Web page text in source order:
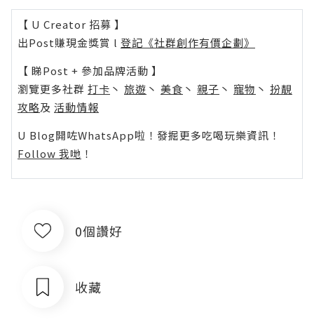
【 U Creator 招募 】
出Post賺現金獎賞 l 登記《社群創作有價企劃》
【 睇Post + 參加品牌活動 】
瀏覽更多社群 打卡 丶 旅遊 丶 美食 丶 親子 丶 寵物 丶 扮靚
攻略及 活動情報
U Blog開咗WhatsApp啦！發掘更多吃喝玩樂資訊！
Follow 我哋 ！
0個讚好
收藏